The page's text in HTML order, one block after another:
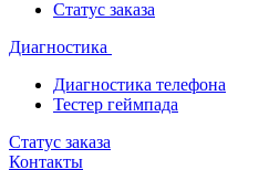
Статус заказа
Диагностика
Диагностика телефона
Тестер геймпада
Статус заказа
Контакты